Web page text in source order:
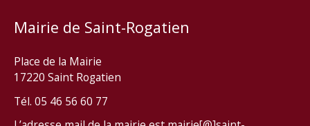
Mairie de Saint-Rogatien
Place de la Mairie
17220 Saint Rogatien
Tél. 05 46 56 60 77